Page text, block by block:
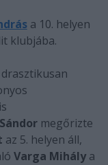
a 10. helyen
klubjába.
megőrizte
az 5. helyen áll,
Varga Mihálya